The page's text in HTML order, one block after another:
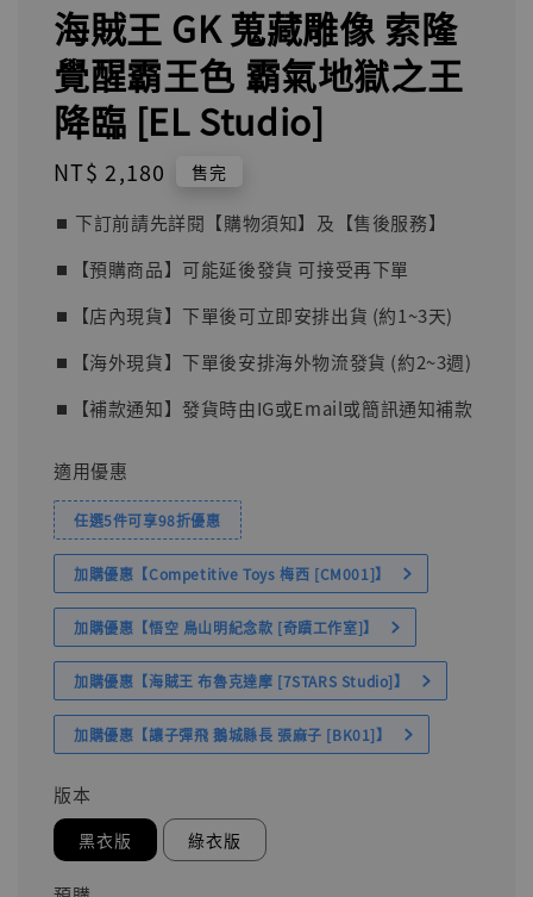
海賊王 GK 蒐藏雕像 索隆
覺醒霸王色 霸氣地獄之王
降臨 [EL Studio]
Regular
NT$ 2,180 售完
⏹︎ 下訂前請先詳閱【購物須知】及【售後服務】
⏹︎【預購商品】可能延後發貨 可接受再下單
⏹︎【店內現貨】下單後可立即安排出貨 (約1~3天)
⏹︎【海外現貨】下單後安排海外物流發貨 (約2~3週)
⏹︎【補款通知】發貨時由IG或Email或簡訊通知補款
適用優惠
任選5件可享98折優惠
加購優惠【Competitive Toys 梅西 [CM001]】
加購優惠【悟空 鳥山明紀念款 [奇蹟工作室]】
加購優惠【海賊王 布魯克達摩 [7STARS Studio]】
加購優惠【讓子彈飛 鵝城縣長 張麻子 [BK01]】
版本
黑衣版 綠衣版